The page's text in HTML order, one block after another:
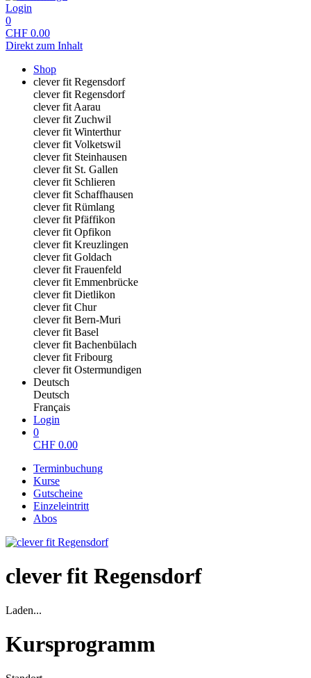
Login
0
CHF 0.00
Direkt zum Inhalt
Shop
clever fit Regensdorf
clever fit Regensdorf
clever fit Aarau
clever fit Zuchwil
clever fit Winterthur
clever fit Volketswil
clever fit Steinhausen
clever fit St. Gallen
clever fit Schlieren
clever fit Schaffhausen
clever fit Rümlang
clever fit Pfäffikon
clever fit Opfikon
clever fit Kreuzlingen
clever fit Goldach
clever fit Frauenfeld
clever fit Emmenbrücke
clever fit Dietlikon
clever fit Chur
clever fit Bern-Muri
clever fit Basel
clever fit Bachenbülach
clever fit Fribourg
clever fit Ostermundigen
Deutsch
Deutsch
Français
Login
0
CHF 0.00
Terminbuchung
Kurse
Gutscheine
Einzeleintritt
Abos
clever fit Regensdorf
Laden...
Kursprogramm